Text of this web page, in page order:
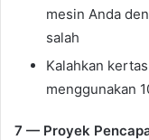
mesin Anda
salah
Kalahkan
menggunakan
7 — Proyek